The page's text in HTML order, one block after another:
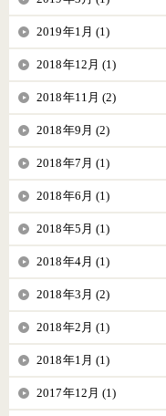
2019年1月 (1)
2018年12月 (1)
2018年11月 (2)
2018年9月 (2)
2018年7月 (1)
2018年6月 (1)
2018年5月 (1)
2018年4月 (1)
2018年3月 (2)
2018年2月 (1)
2018年1月 (1)
2017年12月 (1)